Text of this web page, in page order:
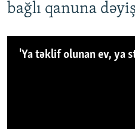
bağlı qanuna